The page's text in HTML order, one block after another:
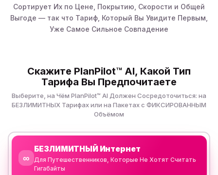
Сортирует Их по Цене, Покрытию, Скорости и Общей
Выгоде — так что Тариф, Который Вы Увидите Первым,
Уже Самое Сильное Совпадение
Скажите PlanPilot™ AI, Какой Тип
Тарифа Вы Предпочитаете
Выберите, на Чём PlanPilot™ AI Должен Сосредоточиться: на
БЕЗЛИМИТНЫХ Тарифах или на Пакетах с ФИКСИРОВАННЫМ
Объёмом
∞
БЕЗЛИМИТНЫЙ Интернет
Для Путешественников, Которые Не Хотят Считать
Гигабайты